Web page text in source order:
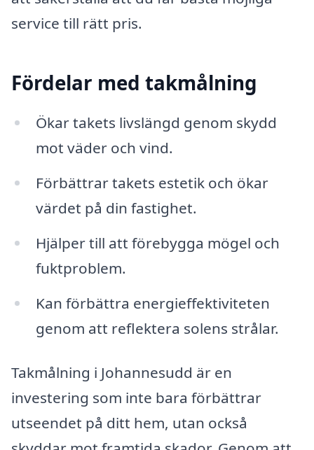
service till rätt pris.
Fördelar med takmålning
Ökar takets livslängd genom skydd
mot väder och vind.
Förbättrar takets estetik och ökar
värdet på din fastighet.
Hjälper till att förebygga mögel och
fuktproblem.
Kan förbättra energieffektiviteten
genom att reflektera solens strålar.
Takmålning i Johannesudd är en
investering som inte bara förbättrar
utseendet på ditt hem, utan också